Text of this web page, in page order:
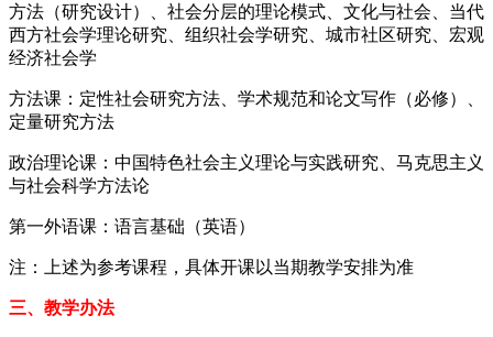
方法（研究设计）、社会分层的理论模式、文化与社会、当代
西方社会学理论研究、组织社会学研究、城市社区研究、宏观
经济社会学
方法课：定性社会研究方法、学术规范和论文写作（必修）、
定量研究方法
政治理论课：中国特色社会主义理论与实践研究、马克思主义
与社会科学方法论
第一外语课：语言基础（英语）
注：上述为参考课程，具体开课以当期教学安排为准
三、教学办法